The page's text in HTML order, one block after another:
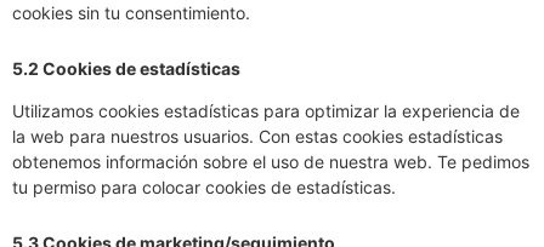
cookies sin tu consentimiento.
5.2 Cookies de estadísticas
Utilizamos cookies estadísticas para optimizar la experiencia de
la web para nuestros usuarios. Con estas cookies estadísticas
obtenemos información sobre el uso de nuestra web. Te pedimos
tu permiso para colocar cookies de estadísticas.
5.3 Cookies de marketing/seguimiento